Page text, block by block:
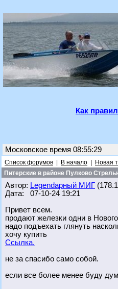
Как
Московское время 08:55:29
Список форумов В начало Новая
Питерские в районе Пулково
Автор: Legendарный МИГ
Дата: 07-10-24 19:21
Привет всем.
продают железки одни в
надо подъехать глянуть
хочу купить
Ссылка.
не за спасибо само собой.
если все более менее буду